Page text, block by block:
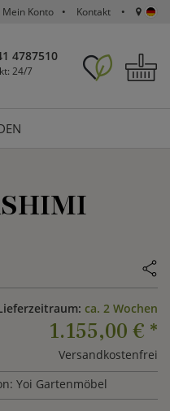
Mein Konto Kontakt
4787510
24/7
ca. 2 Wochen
1.155,00 € *
Versandkostenfrei
Yoi Gartenmöbel